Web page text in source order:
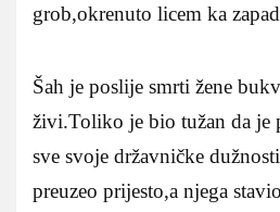
grob,okrenuto licem ka
Šah je poslije smrti žene
živi.Toliko je bio tužan da je
sve svoje državničke
preuzeo prijesto,a njega